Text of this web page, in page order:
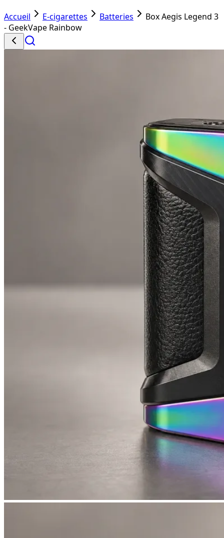
Accueil E-cigarettes Batteries
Box Aegis Legend 3
- GeekVape Rainbow